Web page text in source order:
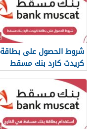
شروط الحصول على بطاقة
كريدت كارد بنك مسقط